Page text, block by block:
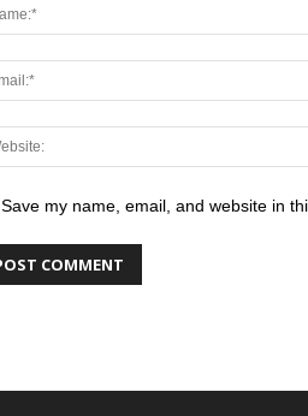
Save my name, email, and website in